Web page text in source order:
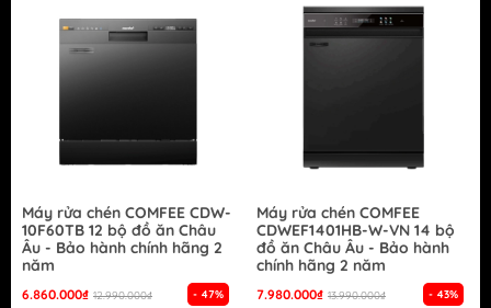
Máy rửa chén COMFEE CDW-
10F60TB 12 bộ đồ ăn Châu
Âu - Bảo hành chính hãng 2
năm
6.860.000₫ 12.990.000₫ - 47%
Máy rửa chén COMFEE
CDWEF1401HB-W-VN 14 bộ
đồ ăn Châu Âu - Bảo hành
chính hãng 2 năm
7.980.000₫ 13.990.000₫ - 43%